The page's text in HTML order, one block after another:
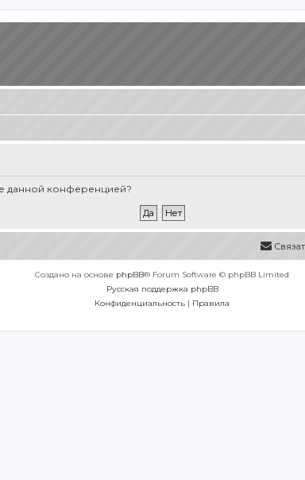
данной конференцией?
Создано на основе phpBB® Forum Software © phpBB Limited
Русская поддержка phpBB
Конфиденциальность | Правила